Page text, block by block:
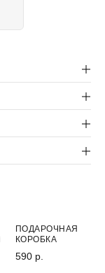
ПОДАРОЧНАЯ
КОРОБКА
590 р.